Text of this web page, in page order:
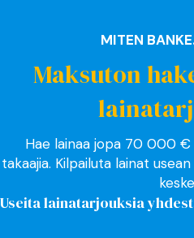
MITEN
Maksuton
Hae lainaa jopa 70 000 €
takaajia. Kilpailuta lainat
Useita lainatarjouksia